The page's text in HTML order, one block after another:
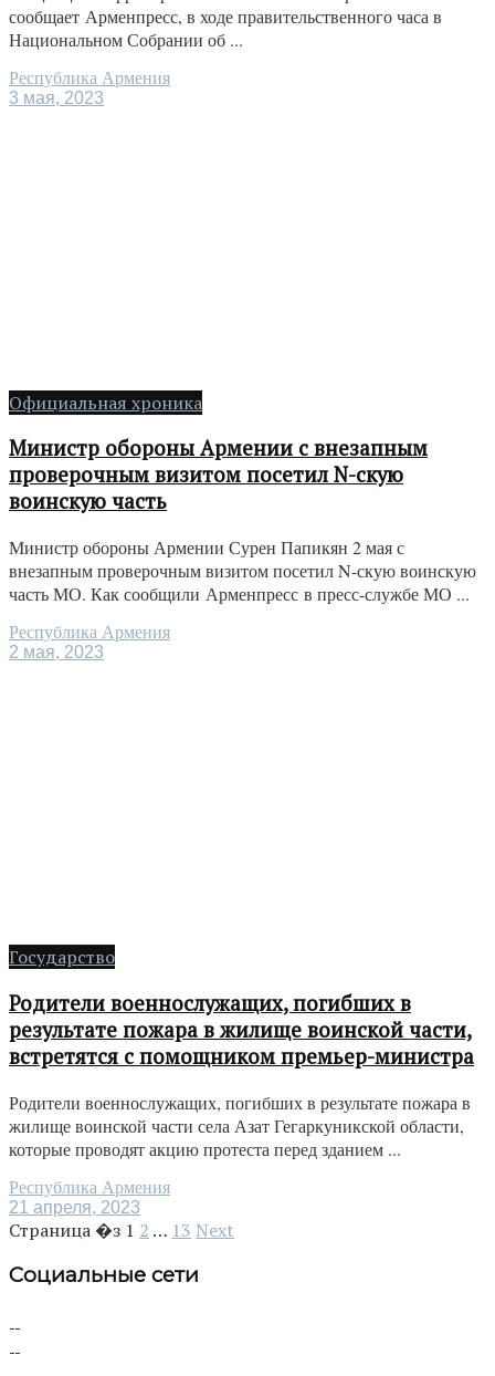
сообщает Арменпресс, в ходе правительственного часа в
Национальном Собрании об ...
Республика Армения
3 мая, 2023
Официальная хроника
Министр обороны Армении с внезапным
проверочным визитом посетил N-скую
воинскую часть
Министр обороны Армении Сурен Папикян 2 мая с
внезапным проверочным визитом посетил N-скую воинскую
часть МО. Как сообщили Арменпресс в пресс-службе МО ...
Республика Армения
2 мая, 2023
Государство
Родители военнослужащих, погибших в
результате пожара в жилище воинской части,
встретятся с помощником премьер-министра
Родители военнослужащих, погибших в результате пожара в
жилище воинской части села Азат Гегаркуникской области,
которые проводят акцию протеста перед зданием ...
Республика Армения
21 апреля, 2023
Страница �з 1 2 … 13 Next
Социальные сети